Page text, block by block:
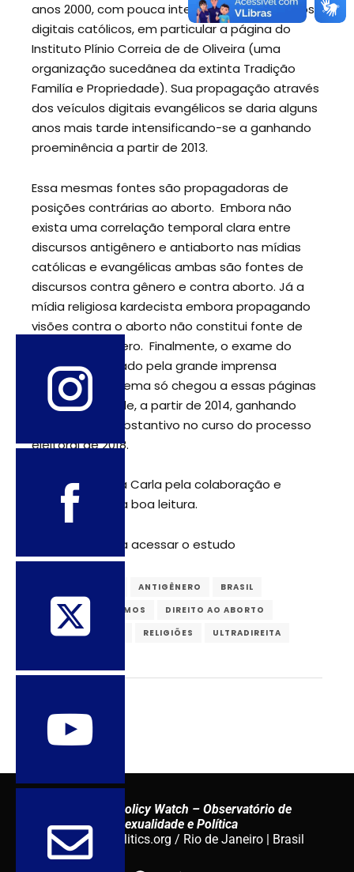
anos 2000, com pouca intensidade nos veículos
digitais católicos, em particular a página do
Instituto Plínio Correia de de Oliveira (uma
organização sucedânea da extinta Tradição
Familía e Propriedade). Sua propagação através
dos veículos digitais evangélicos se daria alguns
anos mais tarde intensificando-se a ganhando
proeminência a partir de 2013.
Essa mesmas fontes são propagadoras de
posições contrárias ao aborto. Embora não
exista uma correlação temporal clara entre
discursos antigênero e antiaborto nas mídias
católicas e evangélicas ambas são fontes de
discursos contra gênero e contra aborto. Já a
mídia religiosa kardecista embora propagando
visões contra o aborto não constitui fonte de
ataque ao gênero. Finalmente, o exame do
material publicado pela grande imprensa
informe que o tema só chegou a essas páginas
muito mais tarde, a partir de 2014, ganhando
uma espaço substantivo no curso do processo
eleitoral de 2018.
Agradecemos a Carla pela colaboração e
desejamos uma boa leitura.
para acessar o estudo
ANTIGÊNERO
BRASIL
CONSERVADORISMOS
DIREITO AO ABORTO
GÊNERO
RELIGIÕES ULTRADIREITA
Sexuality Policy Watch – Observatório de
Sexualidade e Política
admin@sxpolitics.org / Rio de Janeiro | Brasil